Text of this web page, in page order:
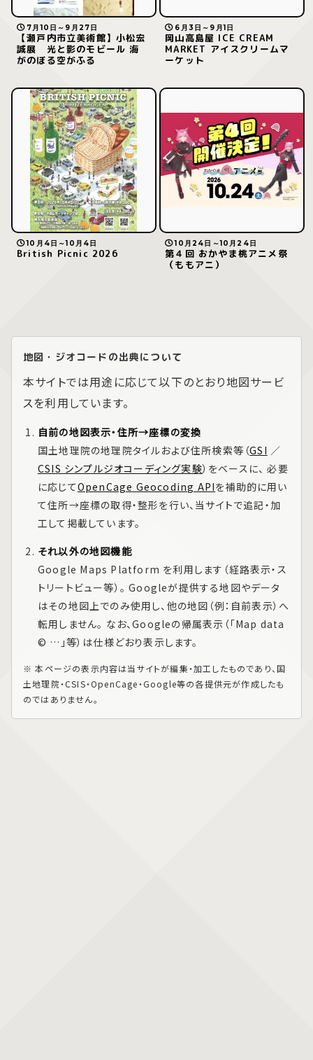
7月10日～9月27日
【瀬戸内市立美術館】小松宏
誠展 光と影のモビール 海
がのぼる空がふる
6月3日～9月1日
岡山高島屋 ICE CREAM
MARKET アイスクリームマ
ーケット
10月4日～10月4日
British Picnic 2026
10月24日～10月24日
第４回 おかやま桃アニメ祭
（ももアニ）
地図・ジオコードの出典について
本サイトでは用途に応じて以下のとおり地図サービ
スを利用しています。
自前の地図表示・住所→座標の変換
国土地理院の地理院タイルおよび住所検索等（GSI ／
CSIS シンプルジオコーディング実験）をベースに、 必要
に応じてOpenCage Geocoding APIを補助的に用い
て住所→座標の取得・整形を行い、当サイトで追記・加
工して掲載しています。
それ以外の地図機能
Google Maps Platform を利用します（経路表示・ス
トリートビュー等）。 Googleが提供する地図やデータ
はその地図上でのみ使用し、他の地図（例：自前表示）へ
転用しません。 なお、Googleの帰属表示（「Map data
© …」等）は仕様どおり表示します。
※ 本ページの表示内容は当サイトが編集・加工したものであり、国
土地理院・CSIS・OpenCage・Google等の各提供元が作成したも
のではありません。